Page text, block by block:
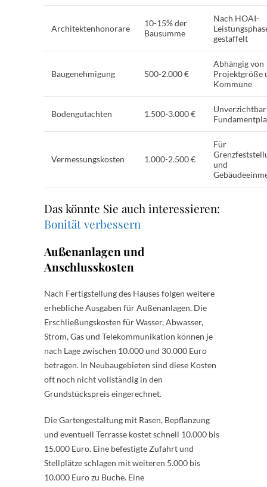
Architektenhonorare
10-15% der
Bausumme
Nach HOAI-
gestaffelt
Baugenehmigung 500-2.000 €
Abhängig von
Projektgröße
Kommune
Bodengutachten 1.500-3.000 €
Vermessungskosten 1.000-2.500 €
Für
und
Das könnte Sie auch interessieren:
Bonität verbessern
Außenanlagen und
Anschlusskosten
Nach Fertigstellung des Hauses folgen weitere
erhebliche Ausgaben für Außenanlagen. Die
Erschließungskosten für Wasser, Abwasser,
Strom, Gas und Telekommunikation können je
nach Lage zwischen 10.000 und 30.000 Euro
betragen. In Neubaugebieten sind diese Kosten
oft noch nicht vollständig in den
Grundstückspreis eingerechnet.
Die Gartengestaltung mit Rasen, Bepflanzung
und eventuell Terrasse kostet schnell 10.000 bis
15.000 Euro. Eine befestigte Zufahrt und
Stellplätze schlagen mit weiteren 5.000 bis
10.000 Euro zu Buche. Eine